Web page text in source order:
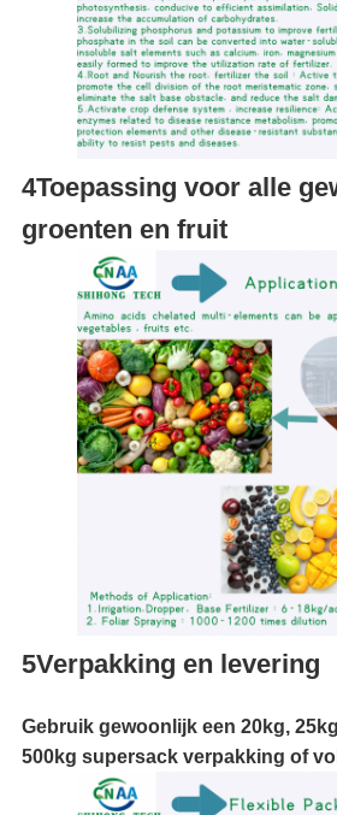
4Toepassing voor alle
groenten en fruit
5Verpakking en levering
Gebruik gewoonlijk een 20kg,
500kg supersack verpakking of